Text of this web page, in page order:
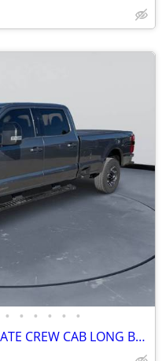
• • • • • •
2024 FORD F350 LARIAT ULTIMATE CREW CAB LONG BOX 6.7 H.O. #524042